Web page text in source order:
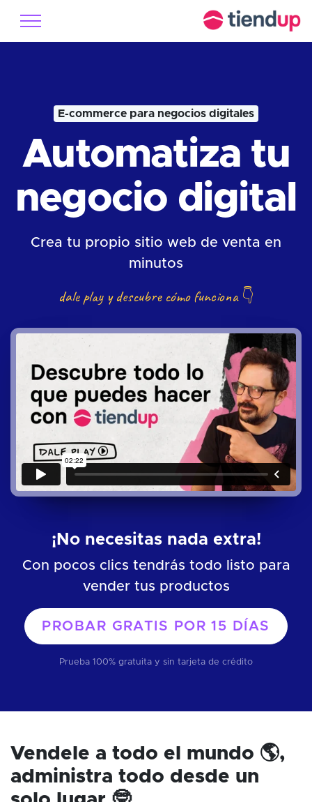
E-commerce para negocios digitales
Automatiza tu
negocio digital
Crea tu propio sitio web de venta en
minutos
dale play y descubre cómo funciona 👇
¡No necesitas nada extra!
Con pocos clics tendrás todo listo para
vender tus productos
PROBAR GRATIS POR15 DÍAS
Prueba 100% gratuita y sin tarjeta de crédito
Vendele a todo el mundo 🌎,
administra todo desde un